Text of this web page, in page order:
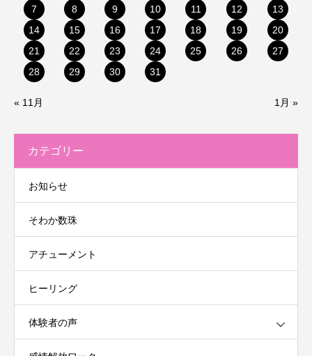
7
8 9 10 11 12
13
14
15 16 17 18 19
20
21
22 23 24 25 26
27
28
29 30 31
« 11月 1月 »
カテゴリー
お知らせ
そわか数珠
アチューメント
ヒーリング
体験者の声